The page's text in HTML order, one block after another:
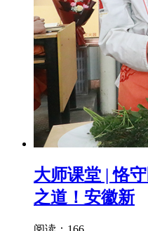
大师课堂 | 恪
之道！安徽新